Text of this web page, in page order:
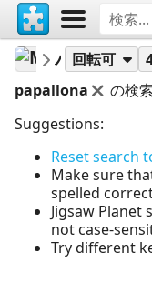
パズル
回転可
papallona
の検
Suggestions:
Reset search
Make sure
spelled
Jigsaw Planet
not case-
Try different